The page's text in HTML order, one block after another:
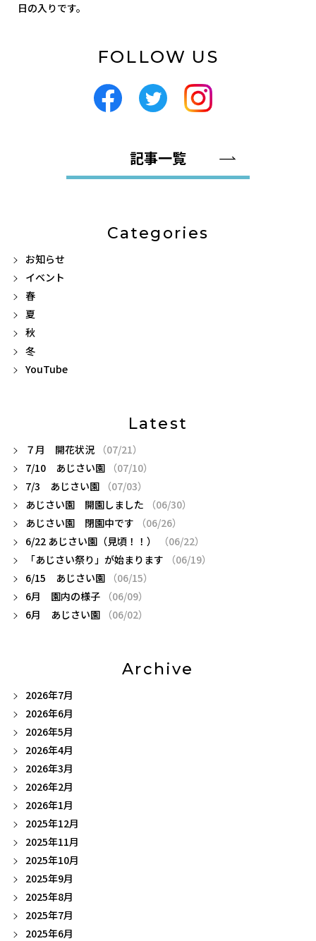
日の入りです。
FOLLOW US
記事一覧
Categories
お知らせ
イベント
春
夏
秋
冬
YouTube
Latest
７月 開花状況
（07/21）
7/10 あじさい園
（07/10）
7/3 あじさい園
（07/03）
あじさい園 開園しました
（06/30）
あじさい園 閉園中です
（06/26）
6/22 あじさい園（見頃！！）
（06/22）
「あじさい祭り」が始まります
（06/19）
6/15 あじさい園
（06/15）
6月 園内の様子
（06/09）
6月 あじさい園
（06/02）
Archive
2026年7月
2026年6月
2026年5月
2026年4月
2026年3月
2026年2月
2026年1月
2025年12月
2025年11月
2025年10月
2025年9月
2025年8月
2025年7月
2025年6月